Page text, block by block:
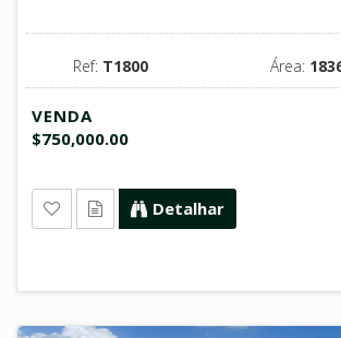
Ref: T1800 Área:
VENDA
$750,000.00
Detalhar